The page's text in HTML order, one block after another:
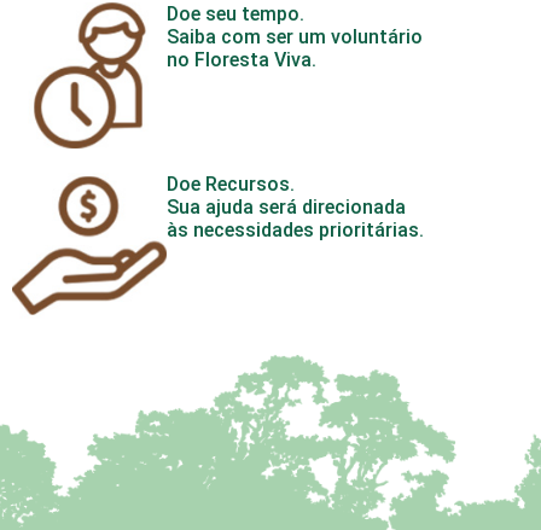
Doe seu tempo.
Saiba com ser um voluntário
no Floresta Viva.
Doe Recursos.
Sua ajuda será direcionada
às necessidades prioritárias.